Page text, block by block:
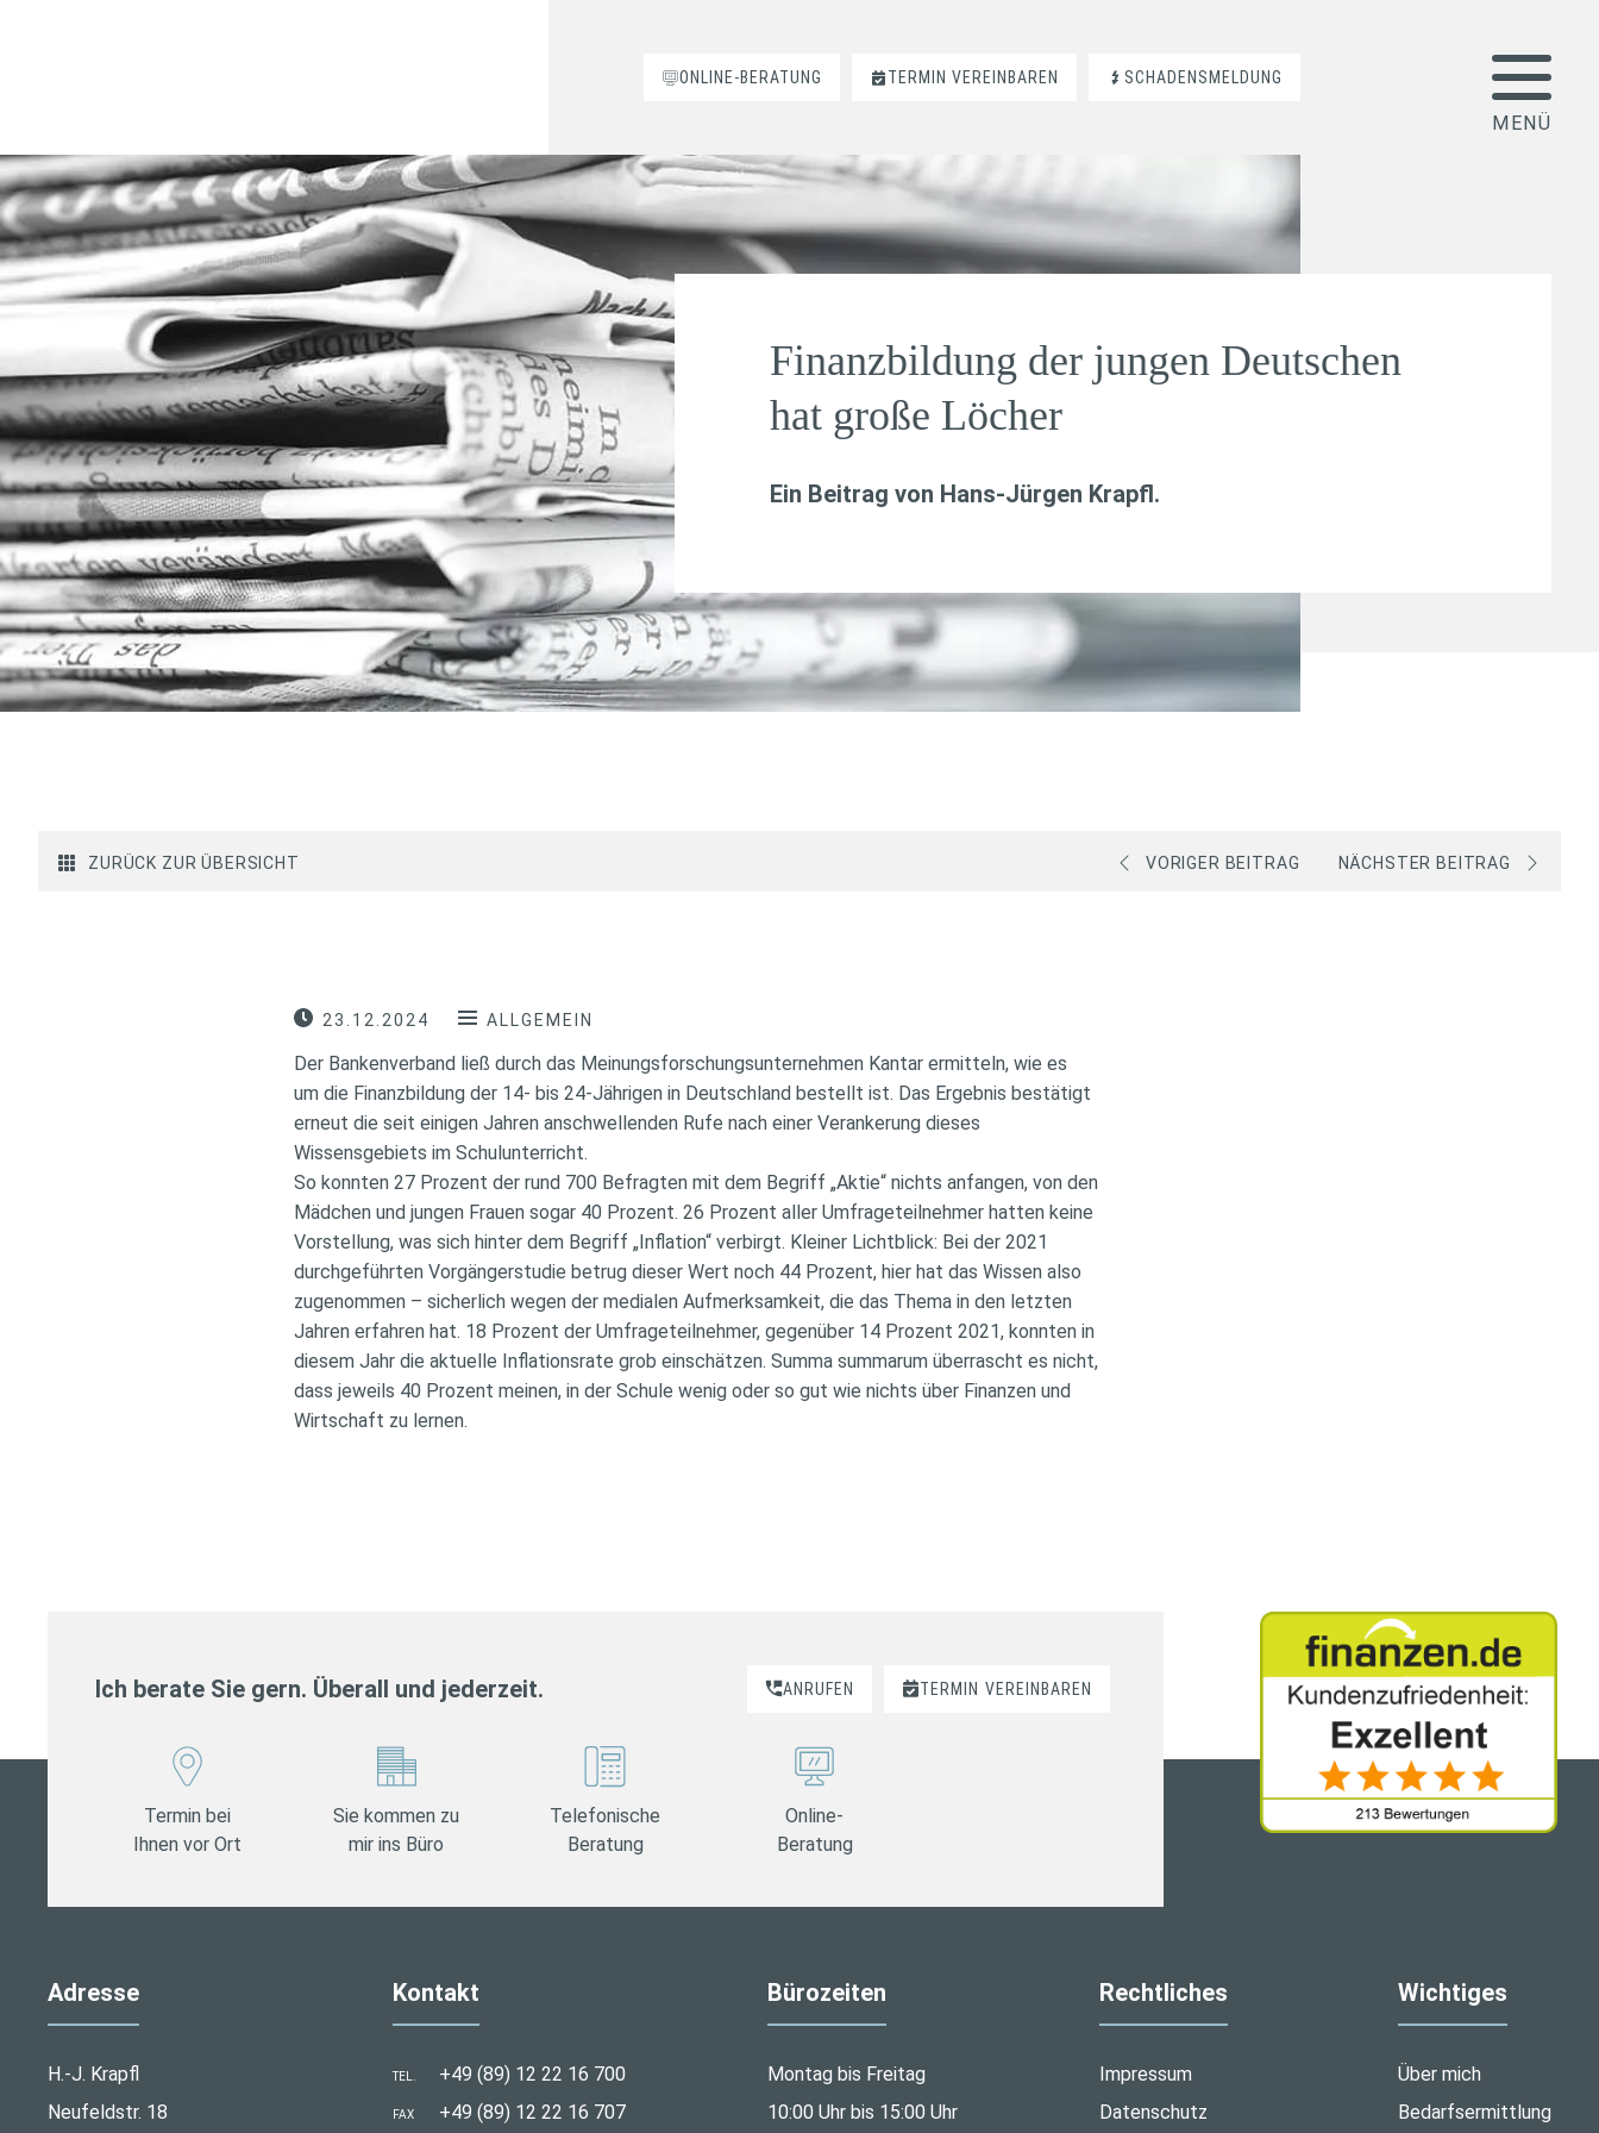
ONLINE-BERATUNG TERMIN VEREINBAREN SCHADENSMELDUNG
Finanzbildung der jungen Deutschen
hat große Löcher
Ein Beitrag von Hans-Jürgen Krapfl.
ZURÜCK ZUR ÜBERSICHT VORIGER BEITRAG NÄCHSTER BEITRAG
23.12.2024 ALLGEMEIN
Der Bankenverband ließ durch das Meinungsforschungsunternehmen Kantar ermitteln, wie es
um die Finanzbildung der 14- bis 24-Jährigen in Deutschland bestellt ist. Das Ergebnis bestätigt
erneut die seit einigen Jahren anschwellenden Rufe nach einer Verankerung dieses
Wissensgebiets im Schulunterricht.
So konnten 27 Prozent der rund 700 Befragten mit dem Begriff „Aktie“ nichts anfangen, von den
Mädchen und jungen Frauen sogar 40 Prozent. 26 Prozent aller Umfrageteilnehmer hatten keine
Vorstellung, was sich hinter dem Begriff „Inflation“ verbirgt. Kleiner Lichtblick: Bei der 2021
durchgeführten Vorgängerstudie betrug dieser Wert noch 44 Prozent, hier hat das Wissen also
zugenommen – sicherlich wegen der medialen Aufmerksamkeit, die das Thema in den letzten
Jahren erfahren hat. 18 Prozent der Umfrageteilnehmer, gegenüber 14 Prozent 2021, konnten in
diesem Jahr die aktuelle Inflationsrate grob einschätzen. Summa summarum überrascht es nicht,
dass jeweils 40 Prozent meinen, in der Schule wenig oder so gut wie nichts über Finanzen und
Wirtschaft zu lernen.
Ich berate Sie gern. Überall und jederzeit. ANRUFEN TERMIN VEREINBAREN
Termin bei
Ihnen vor Ort
Sie kommen zu
mir ins Büro
Telefonische
Beratung
Online-
Beratung
Adresse
H.-J. Krapfl
Neufeldstr. 18
Kontakt
TEL. +49 (89) 12 22 16 700
FAX +49 (89) 12 22 16 707
Bürozeiten
Montag bis Freitag
10:00 Uhr bis 15:00 Uhr
Rechtliches
Impressum
Datenschutz
Wichtiges
Über mich
Bedarfsermittlung